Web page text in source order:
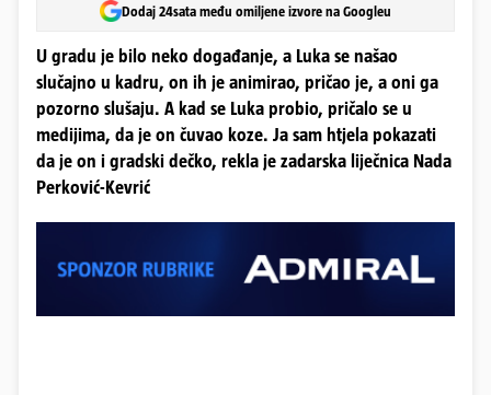
Dodaj 24sata među omiljene izvore na Googleu
U gradu je bilo neko događanje, a Luka se našao
slučajno u kadru, on ih je animirao, pričao je, a oni ga
pozorno slušaju. A kad se Luka probio, pričalo se u
medijima, da je on čuvao koze. Ja sam htjela pokazati
da je on i gradski dečko, rekla je zadarska liječnica Nada
Perković-Kevrić